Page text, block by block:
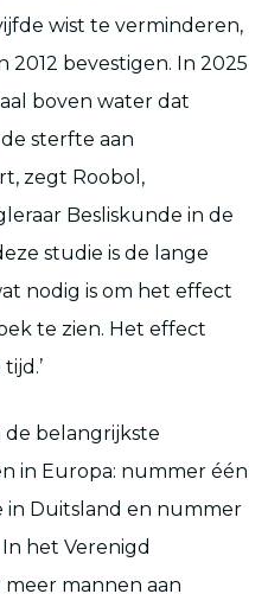
wist te verminderen,
2012 bevestigen. In 2025
boven water dat
sterfte aan
zegt Roobol,
Besliskunde in de
studie is de lange
nodig is om het effect
te zien. Het effect
de belangrijkste
in Europa: nummer één
in Duitsland en nummer
het Verenigd
mannen aan